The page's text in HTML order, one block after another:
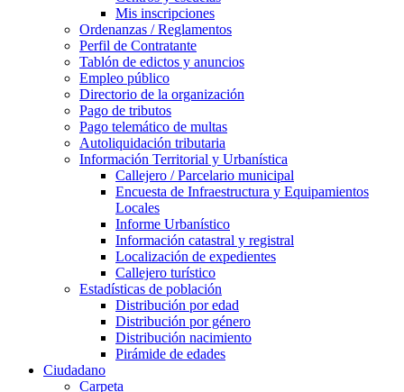
Mis inscripciones
Ordenanzas / Reglamentos
Perfil de Contratante
Tablón de edictos y anuncios
Empleo público
Directorio de la organización
Pago de tributos
Pago telemático de multas
Autoliquidación tributaria
Información Territorial y Urbanística
Callejero / Parcelario municipal
Encuesta de Infraestructura y Equipamientos
Locales
Informe Urbanístico
Información catastral y registral
Localización de expedientes
Callejero turístico
Estadísticas de población
Distribución por edad
Distribución por género
Distribución nacimiento
Pirámide de edades
Ciudadano
Carpeta